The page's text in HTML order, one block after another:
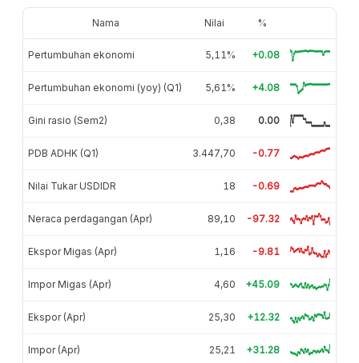
Nama Nilai %
Pertumbuhan ekonomi 5,11% +0.08
Pertumbuhan ekonomi (yoy) (Q1) 5,61% +4.08
Gini rasio (Sem2) 0,38 0.00
PDB ADHK (Q1) 3.447,70 -0.77
Nilai Tukar USDIDR 18 -0.69
Neraca perdagangan (Apr) 89,10 -97.32
Ekspor Migas (Apr) 1,16 -9.81
Impor Migas (Apr) 4,60 +45.09
Ekspor (Apr) 25,30 +12.32
Impor (Apr) 25,21 +31.28